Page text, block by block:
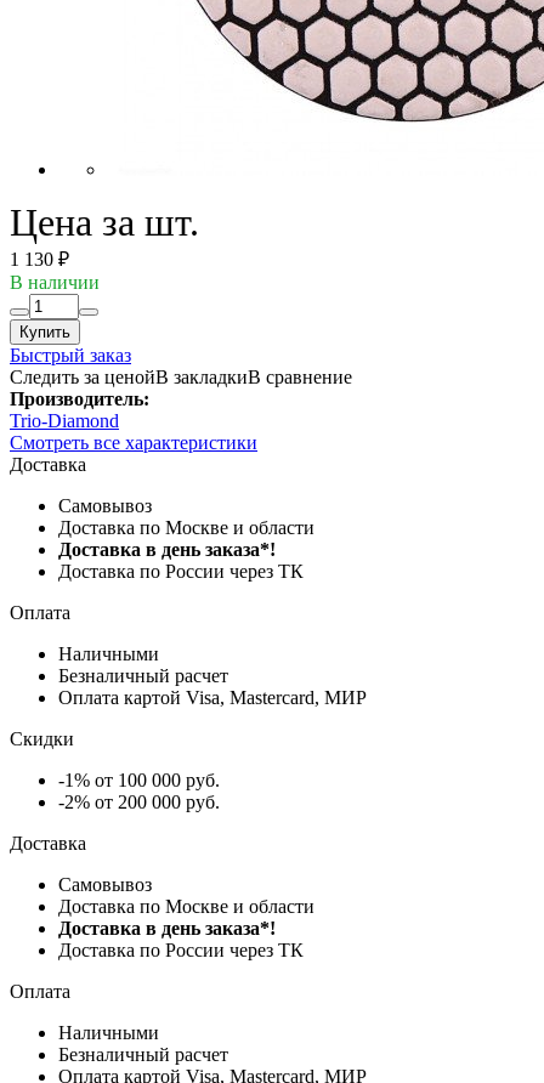
Цена за шт.
1 130 ₽
В наличии
Купить
Быстрый заказ
Следить за ценойВ закладкиВ сравнение
Производитель:
Trio-Diamond
Смотреть все характеристики
Доставка
Самовывоз
Доставка по Москве и области
Доставка в день заказа*!
Доставка по России через ТК
Оплата
Наличными
Безналичный расчет
Оплата картой Visa, Mastercard, МИР
Скидки
-1% от 100 000 руб.
-2% от 200 000 руб.
Доставка
Самовывоз
Доставка по Москве и области
Доставка в день заказа*!
Доставка по России через ТК
Оплата
Наличными
Безналичный расчет
Оплата картой Visa, Mastercard, МИР